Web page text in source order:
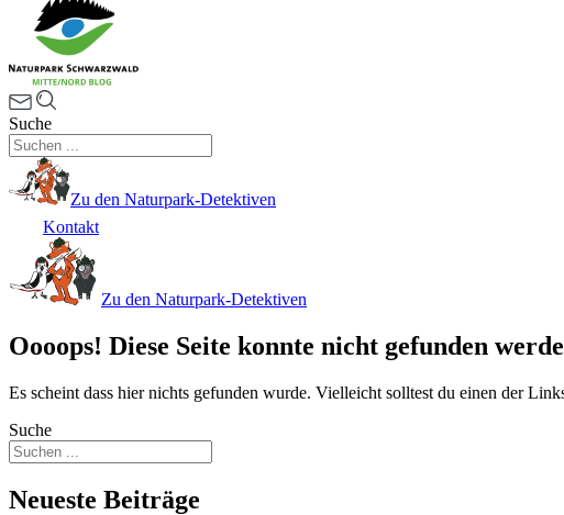
Suche
Zu den Naturpark-Detektiven
Kontakt
Zu den Naturpark-Detektiven
Oooops! Diese Seite konnte nicht gefunden
Es scheint dass hier nichts gefunden wurde. Vielleicht solltest du einen der
Suche
Neueste Beiträge